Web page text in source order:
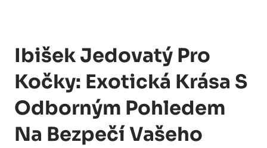
Ibišek Jedovatý Pro
Kočky: Exotická Krása S
Odborným Pohledem
Na Bezpečí Vašeho